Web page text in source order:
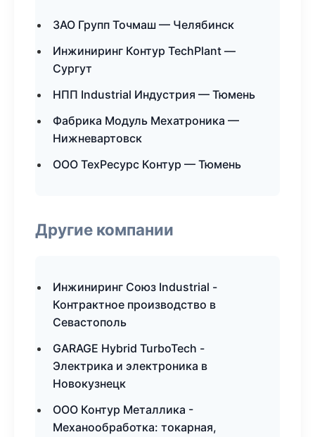
ЗАО Групп Точмаш — Челябинск
Инжиниринг Контур TechPlant —
Сургут
НПП Industrial Индустрия — Тюмень
Фабрика Модуль Мехатроника —
Нижневартовск
ООО ТехРесурс Контур — Тюмень
Другие компании
Инжиниринг Союз Industrial -
Контрактное производство в
Севастополь
GARAGE Hybrid TurboTech -
Электрика и электроника в
Новокузнецк
ООО Контур Металлика -
Механообработка: токарная,